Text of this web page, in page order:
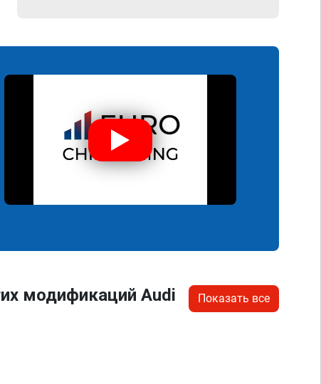
модификаций Audi
Показать все